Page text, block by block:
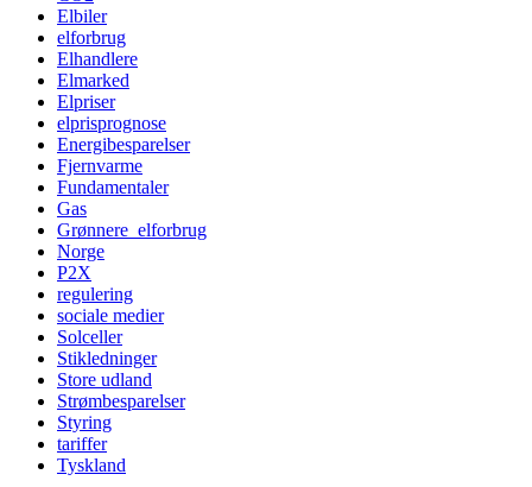
Elbiler
elforbrug
Elhandlere
Elmarked
Elpriser
elprisprognose
Energibesparelser
Fjernvarme
Fundamentaler
Gas
Grønnere_elforbrug
Norge
P2X
regulering
sociale medier
Solceller
Stikledninger
Store udland
Strømbesparelser
Styring
tariffer
Tyskland